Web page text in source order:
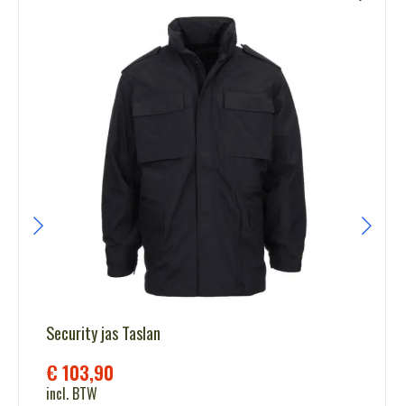
Security jas Taslan
€103,90
incl. BTW